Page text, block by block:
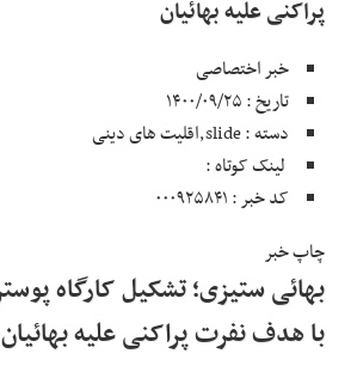
اجتماعی
علوم و فن آوری
فرهنگی و هنری
مقالات
پراکنی علیه بهائیان
خبر اختصاصی
تاریخ : ۱۴۰۰/۰۹/۲۵
دسته : slide,اقلیت های دینی
لینک کوتاه :
کد خبر : ۰۰۰۹۲۵۸۴۱
چاپ خبر
بهائی ستیزی؛ تشکیل کارگاه
با هدف نفرت پراکنی علیه بهائیان